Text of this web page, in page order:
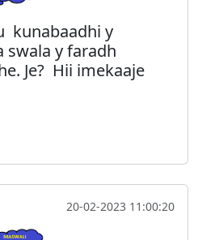
kunabaadhi y
swala y faradh
Je? Hii imekaaje
20-02-2023 11:00:20